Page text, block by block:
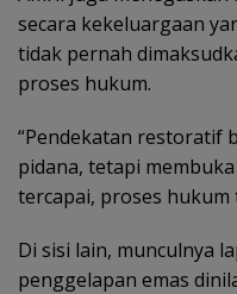
secara kekeluargaan
tidak pernah
proses hukum.
“Pendekatan restoratif
pidana, tetapi
tercapai, proses hukum
Di sisi lain, munculnya
penggelapan emas